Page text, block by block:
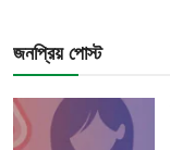
জনপ্রিয় পোস্ট